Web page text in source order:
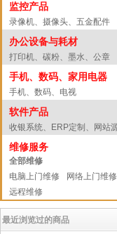
监控产品
录像机、摄像头、五金配件
办公设备与耗材
打印机、碳粉、墨水、公章
手机、数码、家用电器
手机、数码、电视
软件产品
收银系统、ERP定制、网站
维修服务
全部维修
电脑上门维修
网络上门维修
远程维修
最近浏览过的商品